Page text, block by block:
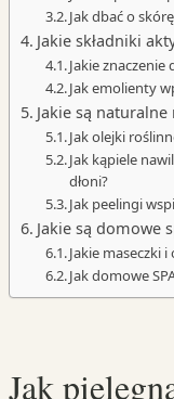
Jak dbać o
Jakie składniki
Jakie znaczenie
Jak emolienty
Jakie są
Jak olejki
Jak kąpiele
dłoni?
Jak peelingi
Jakie są domowe
Jakie maseczki
Jak domowe
Jak